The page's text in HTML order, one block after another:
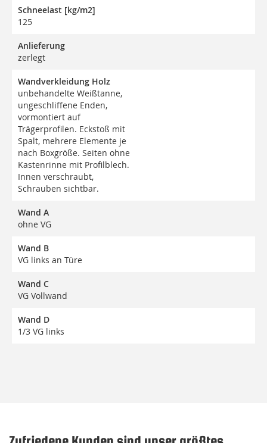
Schneelast [kg/m2]
125
Anlieferung
zerlegt
Wandverkleidung Holz
unbehandelte Weißtanne,
ungeschliffene Enden,
vormontiert auf
Trägerprofilen. Eckstoß mit
Spalt, mehrere Elemente je
nach Boxgröße. Seiten ohne
Kastenrinne mit Profilblech.
Innen verschraubt,
Schrauben sichtbar.
Wand A
ohne VG
Wand B
VG links an Türe
Wand C
VG Vollwand
Wand D
1/3 VG links